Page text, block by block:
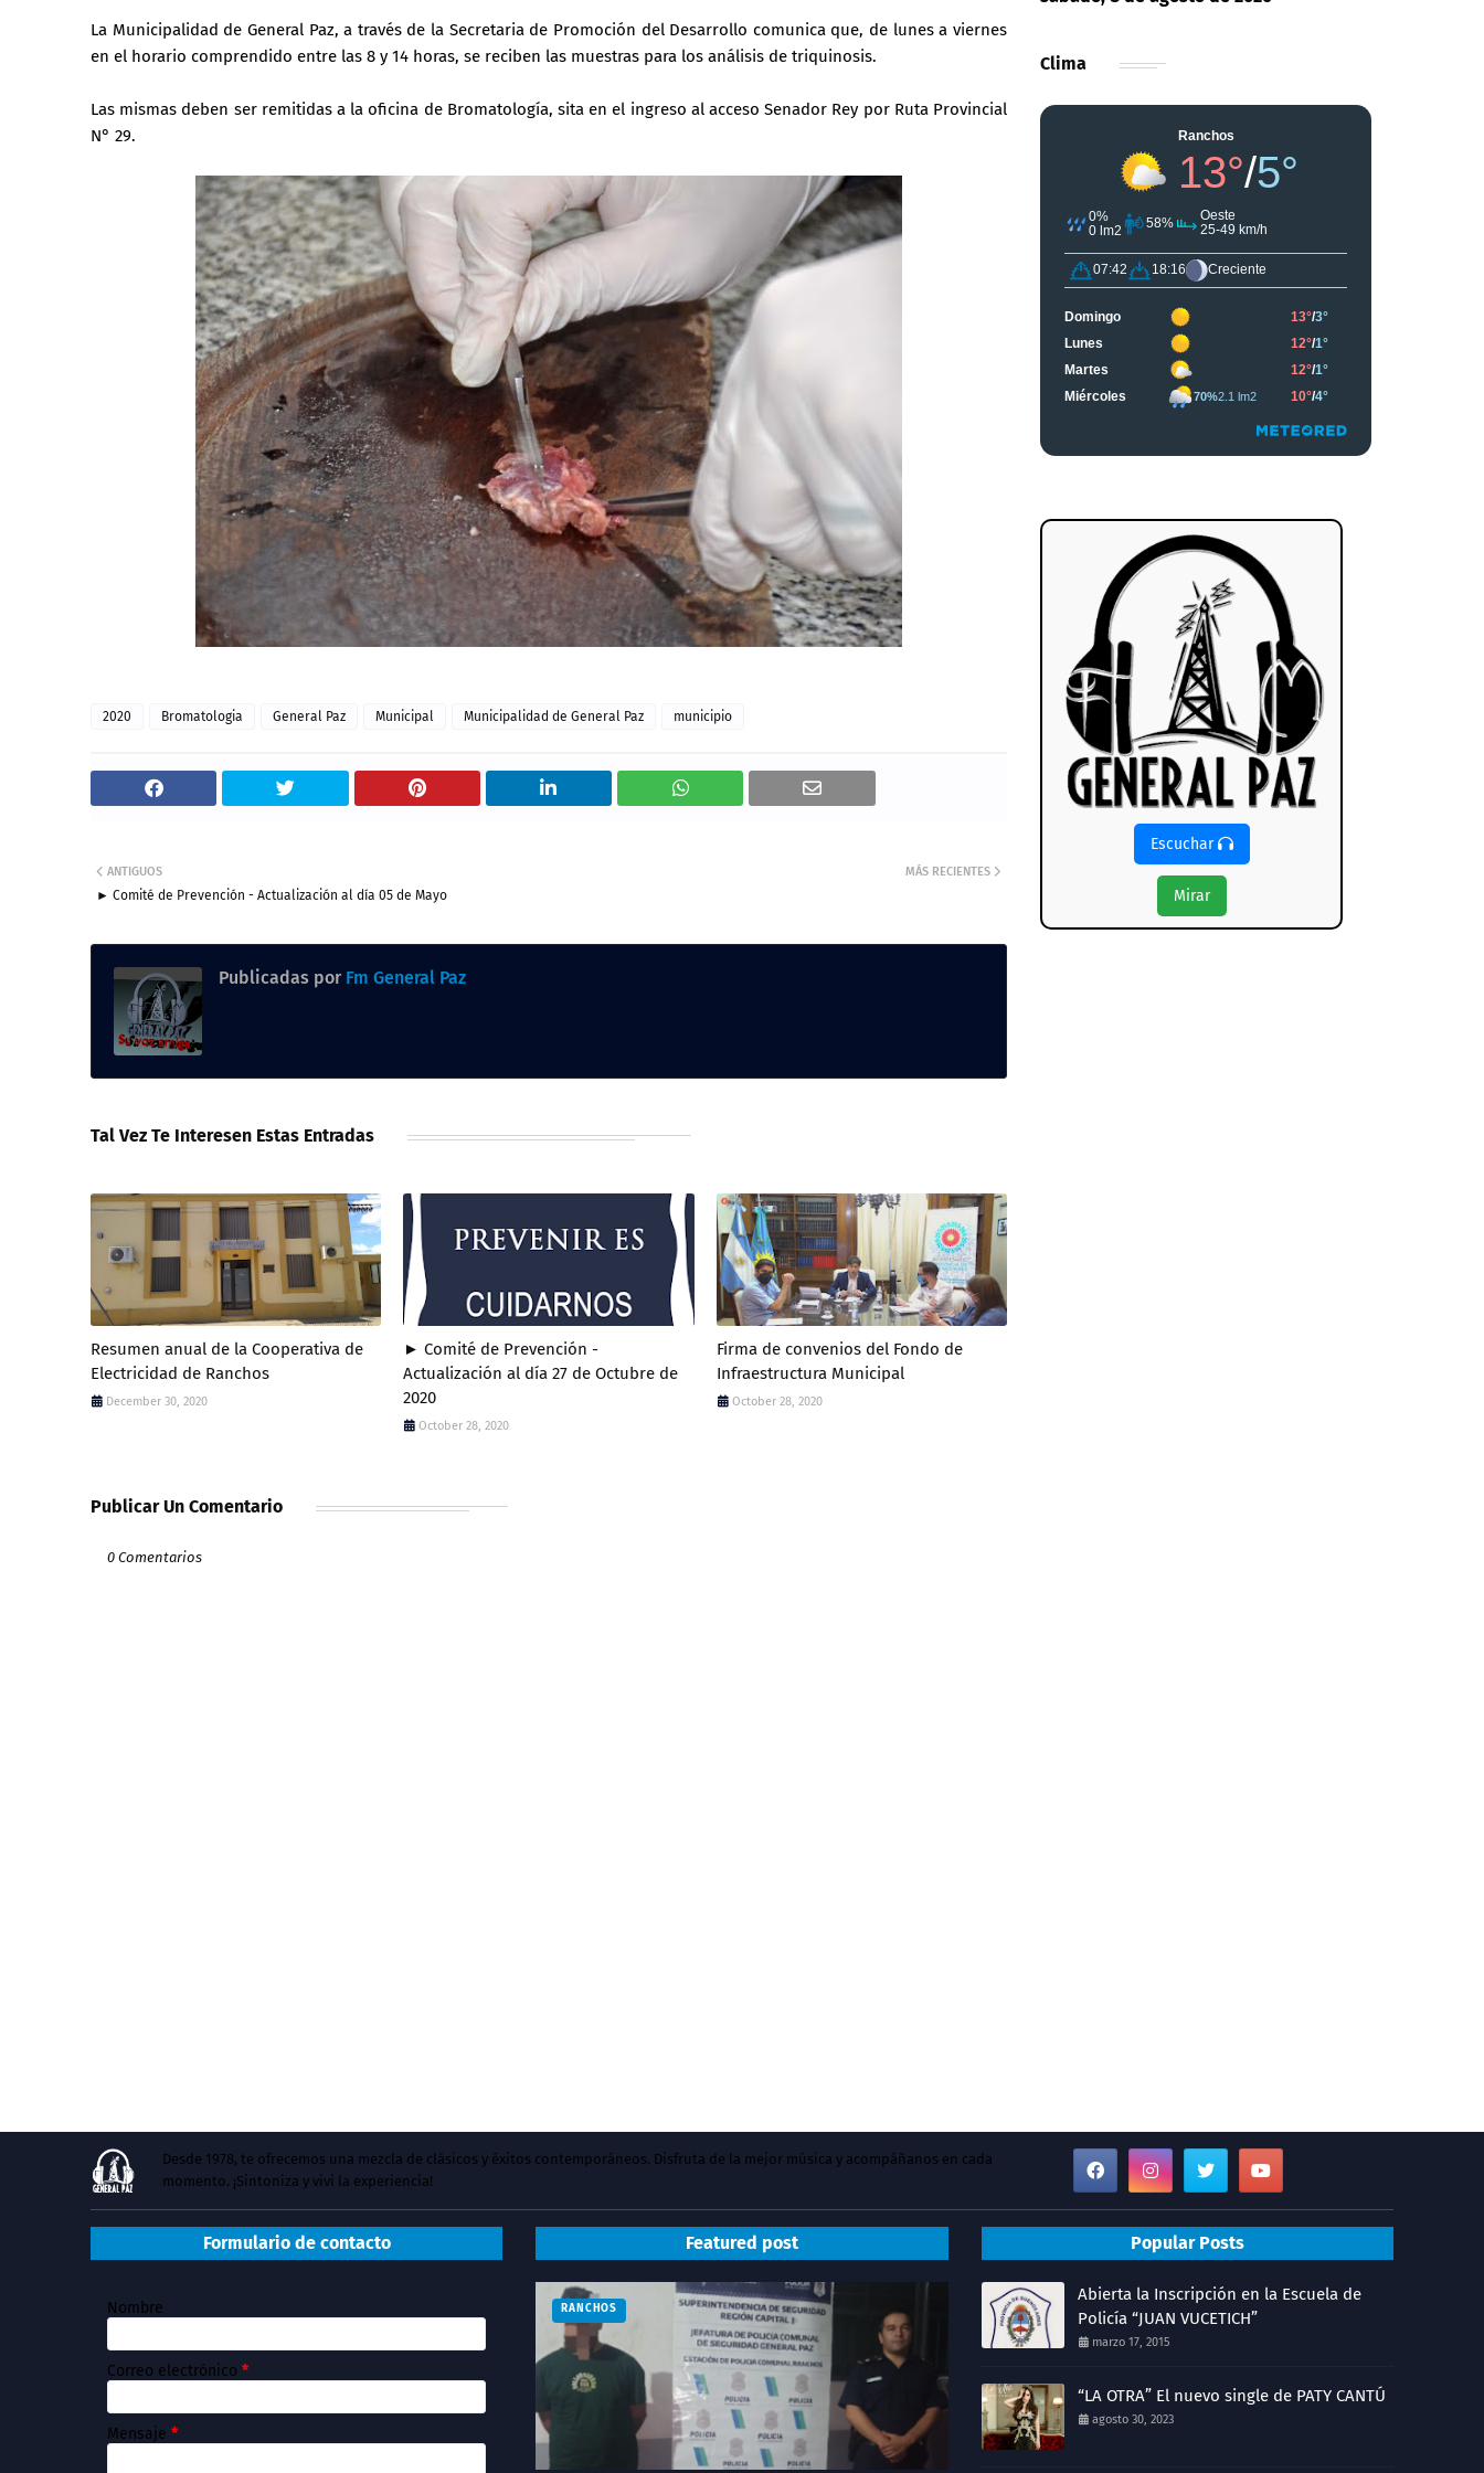
La Municipalidad de General Paz, a través de la Secretaria de Promoción del Desarrollo comunica que, de lunes a viernes
en el horario comprendido entre las 8 y 14 horas, se reciben las muestras para los análisis de triquinosis.
Las mismas deben ser remitidas a la oficina de Bromatología, sita en el ingreso al acceso Senador Rey por Ruta Provincial
N° 29.
2020 Bromatologia General Paz Municipal Municipalidad de General Paz municipio
MÁS RECIENTES
ANTIGUOS
► Comité de Prevención - Actualización al día 05 de Mayo
Publicadas por Fm General Paz
Tal Vez Te Interesen Estas Entradas
Resumen anual de la Cooperativa de
Electricidad de Ranchos
December 30, 2020
► Comité de Prevención -
Actualización al día 27 de Octubre de
2020
October 28, 2020
Firma de convenios del Fondo de
Infraestructura Municipal
October 28, 2020
Publicar Un Comentario
0 Comentarios
Clima
Escuchar
Mirar
Desde 1978, te ofrecemos una mezcla de clásicos y éxitos contemporáneos. Disfruta de la mejor música y acompáñanos en cada
momento. ¡Sintoniza y vivi la experiencia!
Formulario de contacto
Nombre
Correo electrónico *
Mensaje *
Featured post
RANCHOS
Popular Posts
Abierta la Inscripción en la Escuela de
Policía “JUAN VUCETICH”
marzo 17, 2015
“LA OTRA” El nuevo single de PATY CANTÚ
agosto 30, 2023